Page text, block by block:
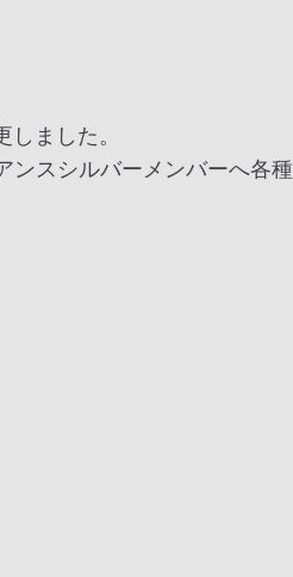
ました。
スシルバーメンバーへ各